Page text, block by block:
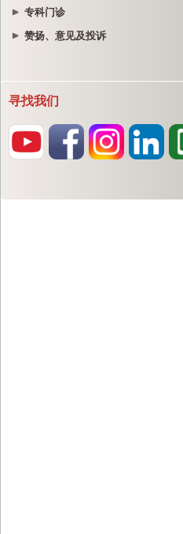
专科门诊
赞扬、意见及投诉
寻找我们